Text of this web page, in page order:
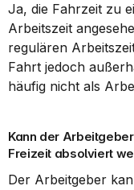
Ja, die Fahrzeit zu
Arbeitszeit
regulären
Fahrt jedoch
häufig nicht als
Kann der
Freizeit absolviert
Der Arbeitgeber